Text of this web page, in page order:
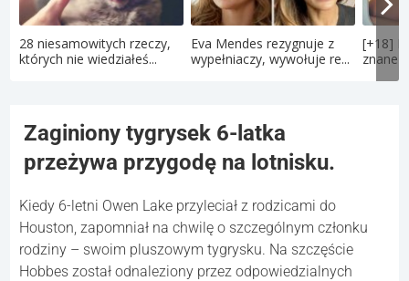
28 niesamowitych rzeczy,
których nie wiedziałeś...
Eva Mendes rezygnuje z
wypełniaczy, wywołuje re...
[+18]
znane
Zaginiony tygrysek 6-latka
przeżywa przygodę na lotnisku.
Kiedy 6-letni Owen Lake przyleciał z rodzicami do
Houston, zapomniał na chwilę o szczególnym członku
rodziny – swoim pluszowym tygrysku. Na szczęście
Hobbes został odnaleziony przez odpowiedzialnych